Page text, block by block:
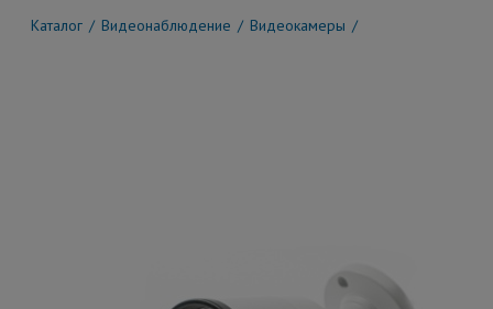
Каталог Видеонаблюдение Видеокамеры